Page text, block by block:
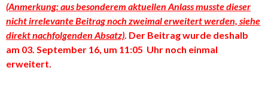
(Anmerkung: aus besonderem aktuellen Anlass musste dieser
nicht irrelevante Beitrag noch zweimal erweitert werden, siehe
direkt nachfolgenden Absatz). Der Beitrag wurde deshalb
am 03. September 16, um 11:05 Uhr noch einmal
erweitert.